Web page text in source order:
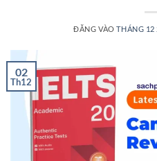
ĐĂNG VÀOTHÁNG 12
02
Th12